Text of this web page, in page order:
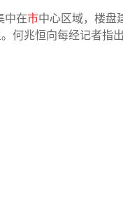
中在市中心区域，楼盘
何兆恒向每经记者指